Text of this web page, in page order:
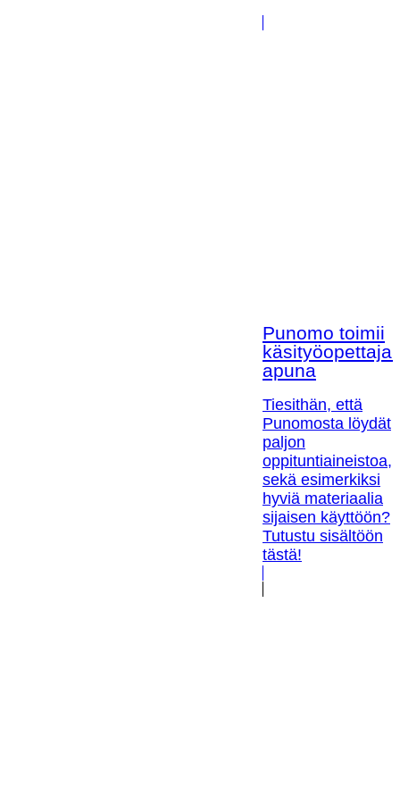
Punomo toimii
apuna
Tiesithän, että
Punomosta löydät
paljon
oppituntiaineistoa,
sekä esimerkiksi
hyviä materiaalia
sijaisen käyttöön?
Tutustu sisältöön
tästä!